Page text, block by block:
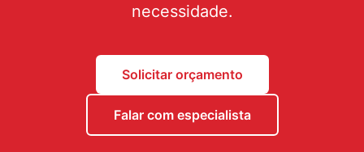
necessidade.
Solicitar orçamento
Falar com especialista